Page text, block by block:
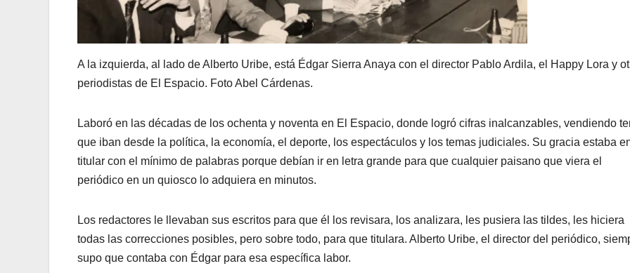
A la izquierda, al lado de Alberto Uribe, está Édgar Sierra Anaya con el director Pablo Ardila, el Happy Lora y
periodistas de El Espacio. Foto Abel Cárdenas.
Laboró en las décadas de los ochenta y noventa en El Espacio, donde logró cifras inalcanzables, vendiendo
que iban desde la política, la economía, el deporte, los espectáculos y los temas judiciales. Su gracia estaba
titular con el mínimo de palabras porque debían ir en letra grande para que cualquier paisano que viera el
periódico en un quiosco lo adquiera en minutos.
Los redactores le llevaban sus escritos para que él los revisara, los analizara, les pusiera las tildes, les hiciera
todas las correcciones posibles, pero sobre todo, para que titulara. Alberto Uribe, el director del periódico,
supo que contaba con Édgar para esa específica labor.